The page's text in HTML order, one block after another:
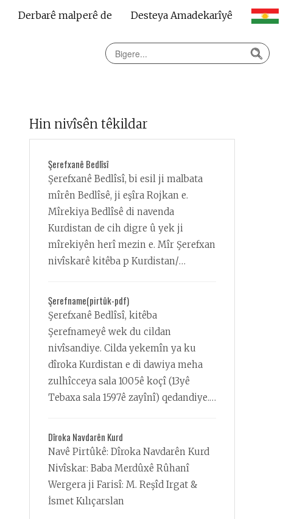
Desteya Amadekarîyê
Derbarê malperê de
Hin nivîsên têkildar
Şerefxanê Bedlîsî
Şerefxanê Bedlîsî, bi esil ji malbata
mîrên Bedlîsê, ji eşîra Rojkan e.
Mîrekiya Bedlîsê di navenda
Kurdistan de cih digre û yek ji
mîrekiyên herî mezin e. Mîr Şerefxan
nivîskarê kitêba p Kurdistan/
kitêbê de di derbarê xwe û malbata
xwe, e
Şerefname(pirtûk-pdf)
Şerefxanê Bedlîsî, kitêba
Şerefnameyê wek du cildan
nivîsandiye. Cilda yekemîn ya ku
dîroka Kurdistan e di dawiya meha
zulhîcceya sala 1005ê koçî (13yê
Tebaxa sala 1597ê zayînî) qedandiye.
Kitêbxaneya Bodleian a Zanîngeha
Oxfordê de, di bin reqema 312an de
qeyitkirî ye. Bi bîst tabloyên bi nirx
yê ku wî bixwe çêkirine hatiye
Dîroka Navdarên Kurd
Navê Pirtûkê: Dîroka Navdarên Kurd
Nivîskar: Baba Merdûxê Rûhanî
Wergera ji Farisî: M. Reşîd Irgat &
İsmet Kılıçarslan